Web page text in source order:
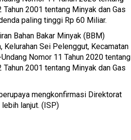
2001 tentang Minyak dan Gas
paling tinggi Rp 60 Miliar.
Bahan Bakar Minyak (BBM)
Sei Pelenggut, Kecamatan
Nomor 11 Tahun 2020 tentang
2001 tentang Minyak dan Gas
mengkonfirmasi Direktorat
lanjut. (ISP)